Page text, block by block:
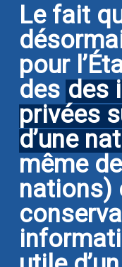
Le fait
pour
des des
privées
d’une
même
nations)